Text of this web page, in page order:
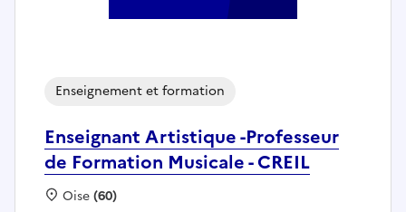
Enseignant Artistique -Professeur
de Formation Musicale - CREIL
Enseignement et formation
Localisation :
Oise(60)